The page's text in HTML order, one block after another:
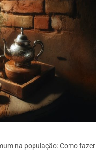
na população: Como fazer